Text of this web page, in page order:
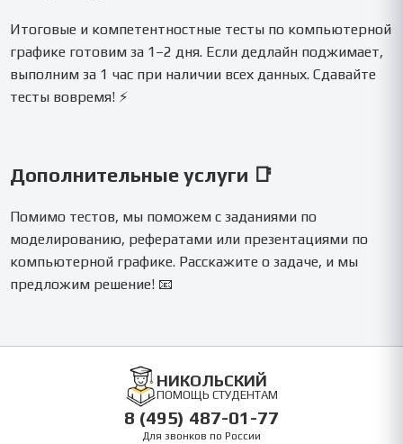
Итоговые и компетентностные тесты по компьютерной
графике готовим за 1–2 дня. Если дедлайн поджимает,
выполним за 1 час при наличии всех данных. Сдавайте
тесты вовремя! ⚡
Дополнительные услуги 📑
Помимо тестов, мы поможем с заданиями по
моделированию, рефератами или презентациями по
компьютерной графике. Расскажите о задаче, и мы
предложим решение! 📧
НИКОЛЬСКИЙ
ПОМОЩЬ СТУДЕНТАМ
8 (495) 487-01-77
Для звонков по России